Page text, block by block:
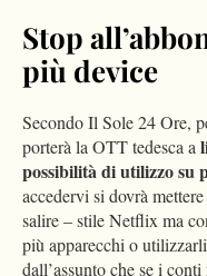
Stop
più device
Secondo Il Sole 24 Ore,
porterà la OTT tedesca a
possibilità di utilizzo su
accedervi si dovrà
salire – stile Netflix ma
più apparecchi o
dall’assunto che se i